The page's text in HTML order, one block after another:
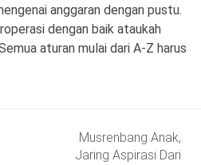
anggaran dengan pustu.
dengan baik ataukah
aturan mulai dari A-Z harus
Musrenbang Anak,
Jaring Aspirasi Dari